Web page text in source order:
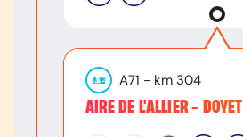
A71 - km 304
AIRE DE L'ALLIER - DOYET